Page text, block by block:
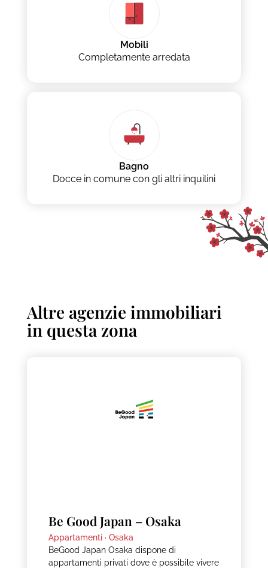
Mobili
Completamente arredata
Bagno
Docce in comune con gli altri inquilini
Altre agenzie immobiliari
in questa zona
Be Good Japan – Osaka
Appartamenti · Osaka
BeGood Japan Osaka dispone di
appartamenti privati dove è possibile vivere